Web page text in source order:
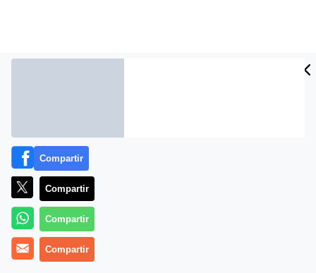
Más información
Compartir
Compartir
Compartir
Compartir